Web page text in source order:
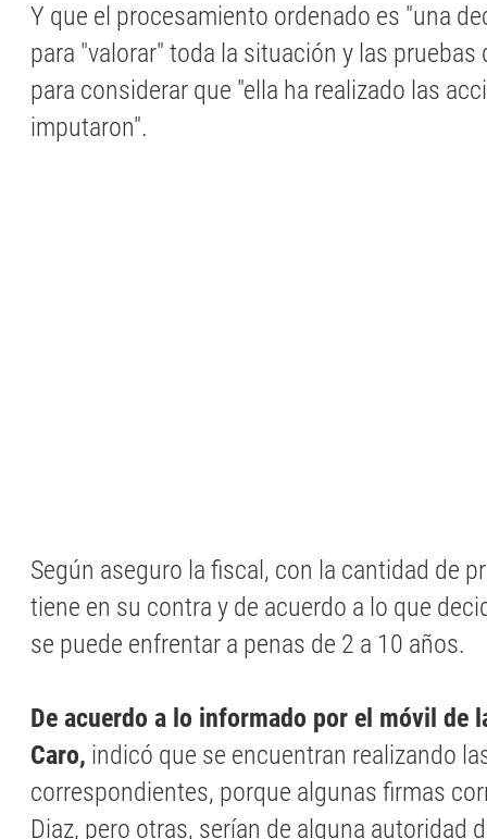
Y que el procesamiento ordenado es "una
para "valorar" toda la situación y las pruebas
para considerar que "ella ha realizado las
imputaron".
Según aseguro la fiscal, con la cantidad de
tiene en su contra y de acuerdo a lo que
se puede enfrentar a penas de 2 a 10 años.
De acuerdo a lo informado por el móvil de
Caro, indicó que se encuentran realizando
correspondientes, porque algunas firmas
Diaz, pero otras, serían de alguna autoridad